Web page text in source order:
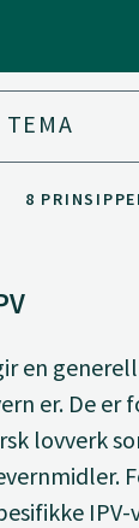
TEMA
8
en
er. De er
lovverk
IPV-